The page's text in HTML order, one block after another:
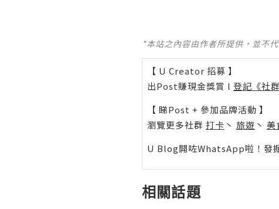
*本站之內容由作者所提供，並不
【 U Creator 招募 】
出Post賺現金獎賞 l 登記《社
【 睇Post + 參加品牌活動 】
瀏覽更多社群 打卡 丶 旅遊 丶 美
U Blog開咗WhatsApp啦！發
相關話題